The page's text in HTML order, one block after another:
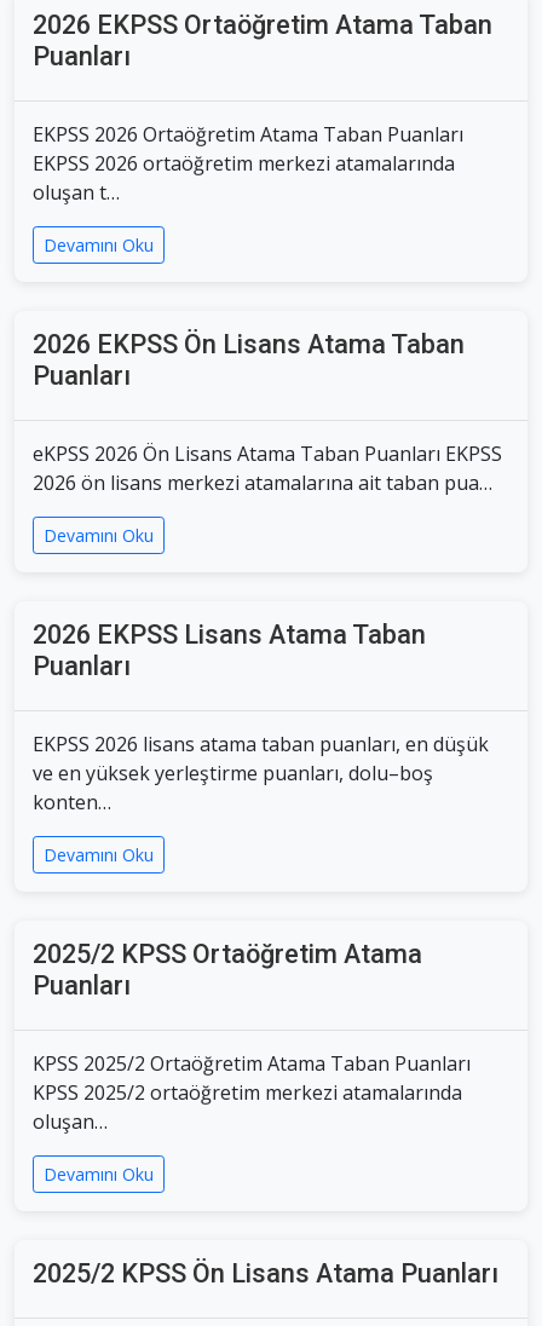
2026 EKPSS Ortaöğretim Atama Taban
Puanları
EKPSS 2026 Ortaöğretim Atama Taban Puanları
EKPSS 2026 ortaöğretim merkezi atamalarında
oluşan t…
Devamını Oku
2026 EKPSS Ön Lisans Atama Taban
Puanları
eKPSS 2026 Ön Lisans Atama Taban Puanları EKPSS
2026 ön lisans merkezi atamalarına ait taban pua…
Devamını Oku
2026 EKPSS Lisans Atama Taban
Puanları
EKPSS 2026 lisans atama taban puanları, en düşük
ve en yüksek yerleştirme puanları, dolu–boş
konten…
Devamını Oku
2025/2 KPSS Ortaöğretim Atama
Puanları
KPSS 2025/2 Ortaöğretim Atama Taban Puanları
KPSS 2025/2 ortaöğretim merkezi atamalarında
oluşan…
Devamını Oku
2025/2 KPSS Ön Lisans Atama Puanları